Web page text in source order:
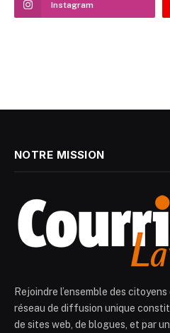
Instagram
NOTRE MISSION
Rejoindre l’ensemble des
réseau de diffusion unique
de sites web, de blogues, et par